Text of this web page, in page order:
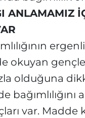
ANLAMAMIZ
okuyan
olduğuna
bağımlılığını
var. Madde